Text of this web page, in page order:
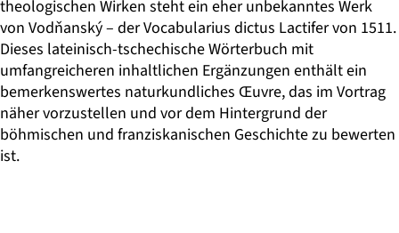
theologischen Wirken steht ein eher unbekanntes Werk
von Vodňanský – der Vocabularius dictus Lactifer von 1511.
Dieses lateinisch-tschechische Wörterbuch mit
umfangreicheren inhaltlichen Ergänzungen enthält ein
bemerkenswertes naturkundliches Œuvre, das im Vortrag
näher vorzustellen und vor dem Hintergrund der
böhmischen und franziskanischen Geschichte zu bewerten
ist.